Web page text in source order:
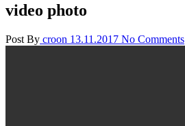
video photo
Post By croon 13.11.2017 No Comments